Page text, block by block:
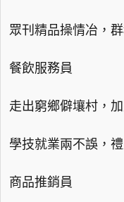
眾刊精品操情冶，
餐飲服務員
走出窮鄉僻壤村，
學技就業兩不誤，
商品推銷員